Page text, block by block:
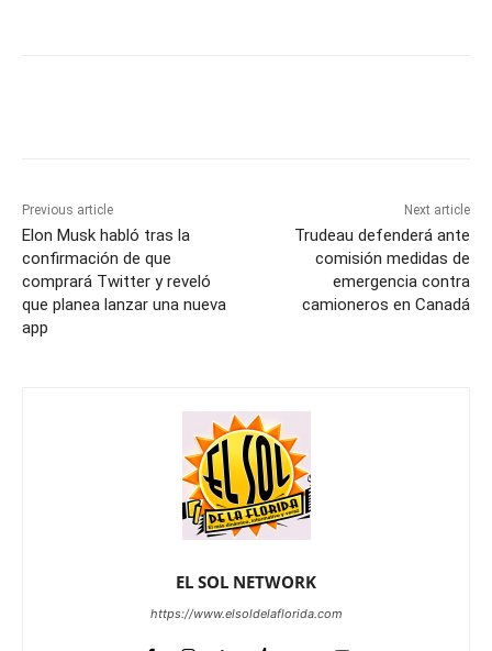
Previous article
Elon Musk habló tras la
confirmación de que
comprará Twitter y reveló
que planea lanzar una nueva
app
Next article
Trudeau defenderá ante
comisión medidas de
emergencia contra
camioneros en Canadá
EL SOL NETWORK
https://www.elsoldelaflorida.com